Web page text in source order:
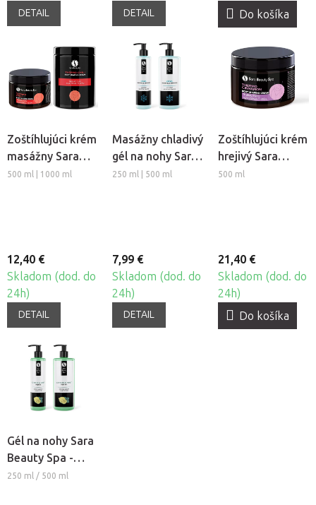
DETAIL DETAIL
Do košíka
Zoštíhlujúci krém
masážny Sara
Beauty Spa -
500 ml | 1000 ml
12,40 €
Skladom (dod. do
24h)
DETAIL
Masážny chladivý
gél na nohy Sara
Beauty Spa - Ice
250 ml | 500 ml
7,99 €
Skladom (dod. do
24h)
DETAIL
Zoštíhlujúci krém
hrejivý Sara
Beauty Spa -
500 ml
21,40 €
Skladom (dod. do
24h)
Do košíka
Gél na nohy Sara
Beauty Spa -
Pedi Gel Citrus &
250 ml / 500 ml